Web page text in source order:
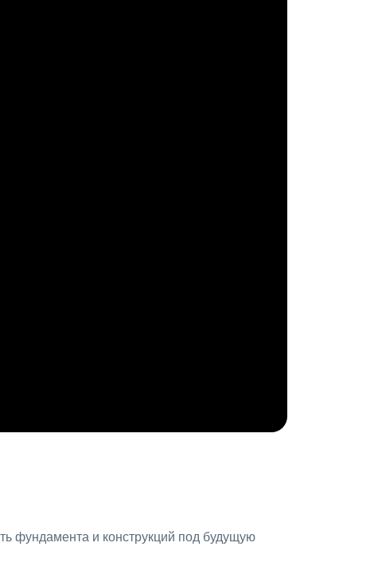
фундамента и конструкций под будущую